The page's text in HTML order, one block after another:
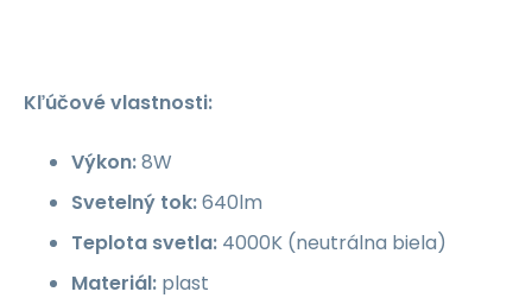
Kľúčové vlastnosti:
Výkon:8W
Svetelný tok:640lm
Teplota svetla: 4000K (neutrálna biela)
Materiál: plast